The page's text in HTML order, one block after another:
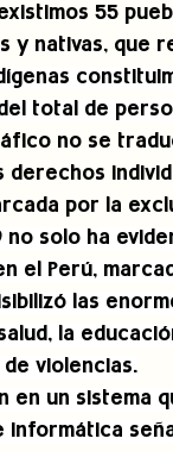
55
y nativas, que
total de
no se
derechos
por la
no solo ha
el Perú,
las
la
violencias.
en un
Informática